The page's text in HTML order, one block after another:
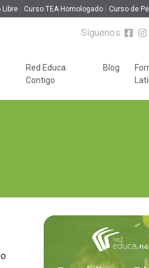
Libre Curso TEA Homologado Curso de
Síguenos:
Nuevas Tecnologías y
Ocio y Tiempo Libre
Red Educa
Contigo
Blog